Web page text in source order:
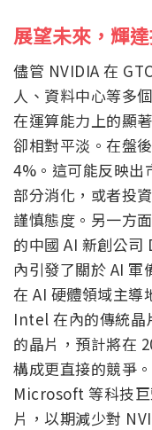
展望未來，輝
儘管 NVIDIA 在
人、資料中心等多
在運算能力上的顯
卻相對平淡。在盤
4%。這可能反映出
部分消化，或者投
謹慎態度。另一方
的中國 AI 新創公
內引發了關於 AI 軍
在 AI 硬體領域主導
Intel 在內的傳統晶
的晶片，預計將在
構成更直接的競爭
Microsoft 等科技
片，以期減少對